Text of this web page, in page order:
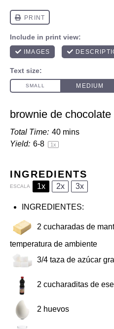
brownie de chocolate
Total Time: 40 mins
Yield: 6-8 1x
INGREDIENTS
ESCALA 1x 2x 3x
INGREDIENTES:
2 cucharadas de
temperatura de ambiente
3/4 taza de azúcar
2 cucharaditas de
2 huevos